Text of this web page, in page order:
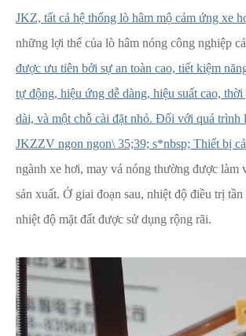
JKZ, tất cả hệ thống lò hâm mộ cảm ứng xe
những lợi thế của lò hâm nóng công nghiệp
được ưu tiên bởi sự an toàn cao, tiết kiệm
tự động, hiệu ứng dễ dàng, hiệu suất cao,
dài, và một chỗ cài đặt nhỏ. Đối với quá trình
JKZZV ngon ngon\ 35;39; s*nbsp; Thiết bị
ngành xe hơi, may vá nóng thường được làm
sản xuất. Ở giai đoạn sau, nhiệt độ điều trị tần
nhiệt độ mặt đất được sử dụng rộng rãi.